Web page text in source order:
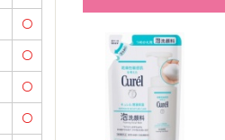
〇
〇
〇
〇